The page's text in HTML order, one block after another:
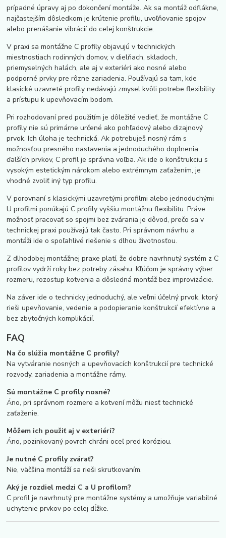
prípadné úpravy aj po dokončení montáže. Ak sa montáž odflákne,
najčastejším dôsledkom je krútenie profilu, uvoľňovanie spojov
alebo prenášanie vibrácií do celej konštrukcie.
V praxi sa montážne C profily objavujú v technických
miestnostiach rodinných domov, v dielňach, skladoch,
priemyselných halách, ale aj v exteriéri ako nosné alebo
podporné prvky pre rôzne zariadenia. Používajú sa tam, kde
klasické uzavreté profily nedávajú zmysel kvôli potrebe flexibility
a prístupu k upevňovacím bodom.
Pri rozhodovaní pred použitím je dôležité vedieť, že montážne C
profily nie sú primárne určené ako pohľadový alebo dizajnový
prvok. Ich úloha je technická. Ak potrebuješ nosný rám s
možnosťou presného nastavenia a jednoduchého doplnenia
ďalších prvkov, C profil je správna voľba. Ak ide o konštrukciu s
vysokým estetickým nárokom alebo extrémnym zaťažením, je
vhodné zvoliť iný typ profilu.
V porovnaní s klasickými uzavretými profilmi alebo jednoduchými
U profilmi ponúkajú C profily vyššiu montážnu flexibilitu. Práve
možnosť pracovať so spojmi bez zvárania je dôvod, prečo sa v
technickej praxi používajú tak často. Pri správnom návrhu a
montáži ide o spoľahlivé riešenie s dlhou životnosťou.
Z dlhodobej montážnej praxe platí, že dobre navrhnutý systém z C
profilov vydrží roky bez potreby zásahu. Kľúčom je správny výber
rozmeru, rozostup kotvenia a dôsledná montáž bez improvizácie.
Na záver ide o technicky jednoduchý, ale veľmi účelný prvok, ktorý
rieši upevňovanie, vedenie a podopieranie konštrukcií efektívne a
bez zbytočných komplikácií.
FAQ
Na čo slúžia montážne C profily?
Na vytváranie nosných a upevňovacích konštrukcií pre technické
rozvody, zariadenia a montážne rámy.
Sú montážne C profily nosné?
Áno, pri správnom rozmere a kotvení môžu niesť technické
zaťaženie.
Môžem ich použiť aj v exteriéri?
Áno, pozinkovaný povrch chráni oceľ pred koróziou.
Je nutné C profily zvárať?
Nie, väčšina montáží sa rieši skrutkovaním.
Aký je rozdiel medzi C a U profilom?
C profil je navrhnutý pre montážne systémy a umožňuje variabilné
uchytenie prvkov po celej dĺžke.